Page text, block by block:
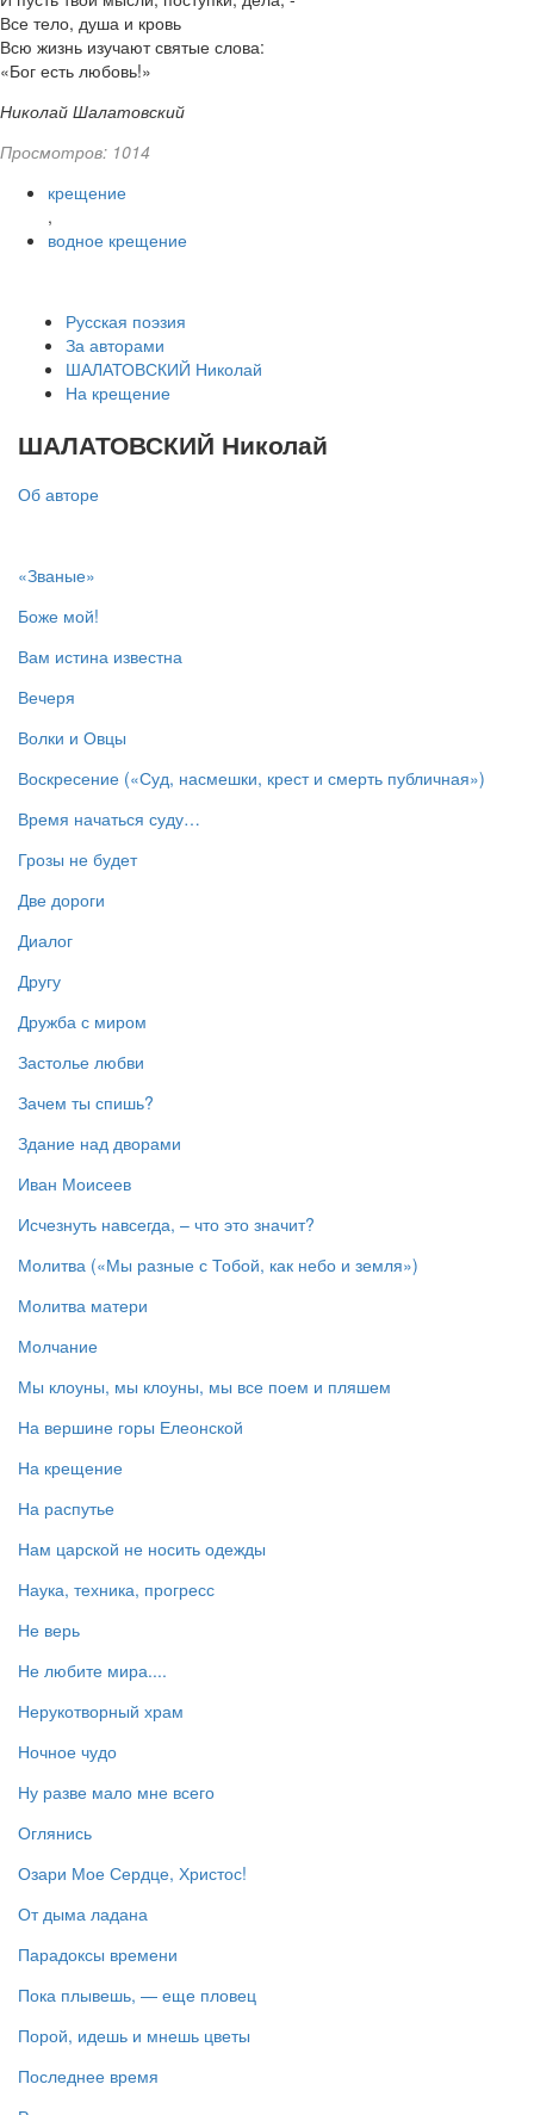
Все тело, душа и кровь
Всю жизнь изучают святые слова:
«Бог есть любовь!»
Николай Шалатовский
Просмотров: 1014
крещение
,
водное крещение
Русская поэзия
За авторами
ШАЛАТОВСКИЙ Николай
На крещение
ШАЛАТОВСКИЙ Николай
Об авторе
«Званые»
Боже мой!
Вам истина известна
Вечеря
Волки и Овцы
Воскресение («Суд, насмешки, крест и смерть публичная»)
Время начаться суду…
Грозы не будет
Две дороги
Диалог
Другу
Дружба с миром
Застолье любви
Зачем ты спишь?
Здание над дворами
Иван Моисеев
Исчезнуть навсегда, – что это значит?
Молитва («Мы разные с Тобой, как небо и земля»)
Молитва матери
Молчание
Мы клоуны, мы клоуны, мы все поем и пляшем
На вершине горы Елеонской
На крещение
На распутье
Нам царской не носить одежды
Наука, техника, прогресс
Не верь
Не любите мира....
Нерукотворный храм
Ночное чудо
Ну разве мало мне всего
Оглянись
Озари Мое Сердце, Христос!
От дыма ладана
Парадоксы времени
Пока плывешь, — еще пловец
Порой, идешь и мнешь цветы
Последнее время